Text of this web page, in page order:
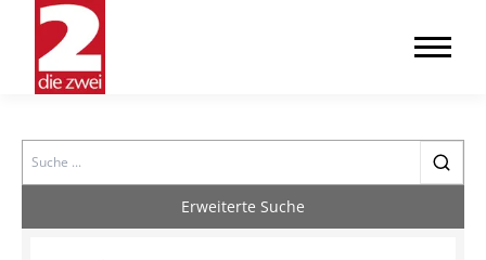
Search
Erweiterte Suche